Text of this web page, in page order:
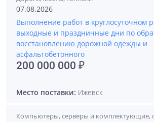
07.08.2026
Выполнение работ в круглосуточном
выходные и праздничные дни по
восстановлению дорожной одежды и
асфальтобетонного
200 000 000 ₽
Место поставки: Ижевск
Компьютеры, серверы и комплектующие,